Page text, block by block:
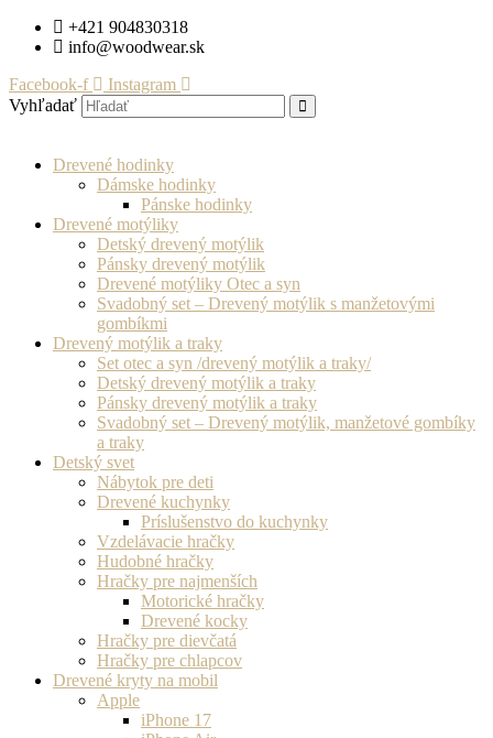
Preskočiť+421 904830318
info@woodwear.sk
Facebook-f
Instagram
Vyhľadať
Drevené hodinky
Dámske hodinky
Pánske hodinky
Drevené motýliky
Detský drevený motýlik
Pánsky drevený motýlik
Drevené motýliky Otec a syn
Svadobný set – Drevený motýlik s manžetovými
gombíkmi
Drevený motýlik a traky
Set otec a syn /drevený motýlik a traky/
Detský drevený motýlik a traky
Pánsky drevený motýlik a traky
Svadobný set – Drevený motýlik, manžetové gombíky
a traky
Detský svet
Nábytok pre deti
Drevené kuchynky
Príslušenstvo do kuchynky
Vzdelávacie hračky
Hudobné hračky
Hračky pre najmenších
Motorické hračky
Drevené kocky
Hračky pre dievčatá
Hračky pre chlapcov
Drevené kryty na mobil
Apple
iPhone 17